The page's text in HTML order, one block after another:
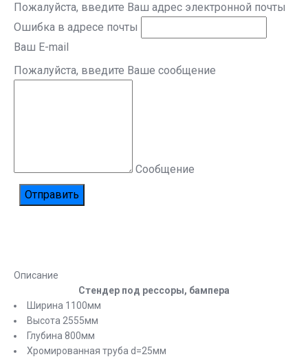
Пожалуйста, введите Ваш адрес электронной почты
Ошибка в адресе почты
Ваш E-mail
Пожалуйста, введите Ваше сообщение
Сообщение
Описание
Стендер под рессоры, бампера
Ширина 1100мм
Высота 2555мм
Глубина 800мм
Хромированная труба d=25мм